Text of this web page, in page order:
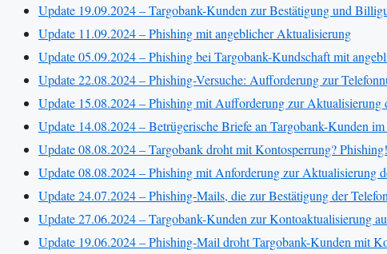
Update 19.09.2024 – Targobank-Kunden zur Bestätigung und
Update 11.09.2024 – Phishing mit angeblicher Aktualisierung
Update 05.09.2024 – Phishing bei Targobank-Kundschaft mit
Update 22.08.2024 – Phishing-Versuche: Aufforderung zur
Update 15.08.2024 – Phishing mit Aufforderung zur Aktualisierung
Update 14.08.2024 – Betrügerische Briefe an Targobank-Kunden
Update 08.08.2024 – Targobank droht mit Kontosperrung? Phishing!
Update 08.08.2024 – Phishing mit Anforderung zur Aktualisierung
Update 24.07.2024 – Phishing-Mails, die zur Bestätigung der
Update 27.06.2024 – Targobank-Kunden zur Kontoaktualisierung
Update 19.06.2024 – Phishing-Mail droht Targobank-Kunden mit